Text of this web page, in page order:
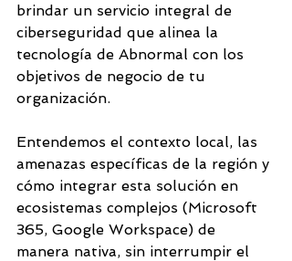
brindar un servicio integral de
ciberseguridad que alinea la
tecnología de Abnormal con los
objetivos de negocio de tu
organización.
Entendemos el contexto local, las
amenazas específicas de la región y
cómo integrar esta solución en
ecosistemas complejos (Microsoft
365, Google Workspace) de
manera nativa, sin interrumpir el